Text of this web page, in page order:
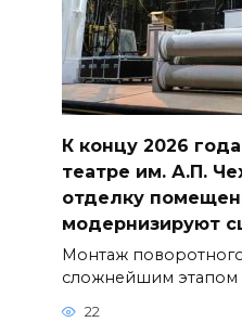
К концу 2026
театре им. А.П.
отделку
модернизируют
Монтаж
сложнейшим этапом
22